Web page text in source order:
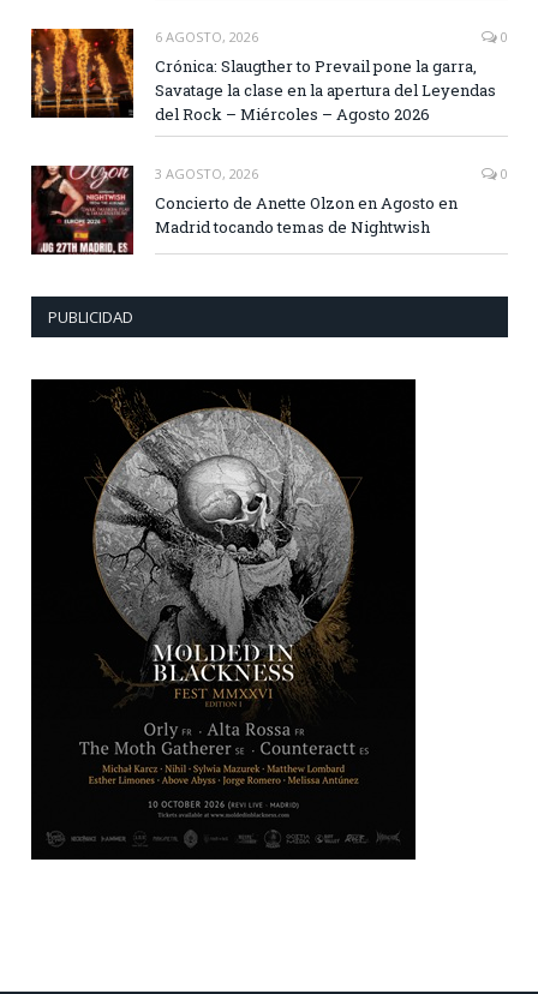
6 AGOSTO, 2026 0
Crónica: Slaugther to Prevail pone la garra,
Savatage la clase en la apertura del Leyendas
del Rock – Miércoles – Agosto 2026
3 AGOSTO, 2026 0
Concierto de Anette Olzon en Agosto en
Madrid tocando temas de Nightwish
PUBLICIDAD